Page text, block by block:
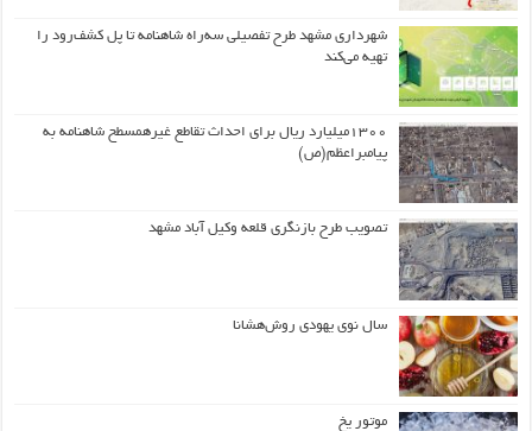
شهرداری مشهد طرح تفصیلی سه‌راه شاهنامه تا پل کشف‌رود را
تهیه می‌کند
۱۳۰۰میلیارد ریال برای احداث تقاطع غیرهمسطح شاهنامه به
پیامبراعظم(ص)
تصویب طرح بازنگری قلعه وکیل آباد مشهد
سال نوی یهودی روش‌هشانا
موتور یخ